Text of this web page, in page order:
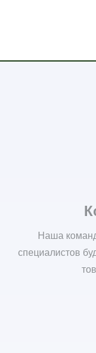
Наша
специалистов